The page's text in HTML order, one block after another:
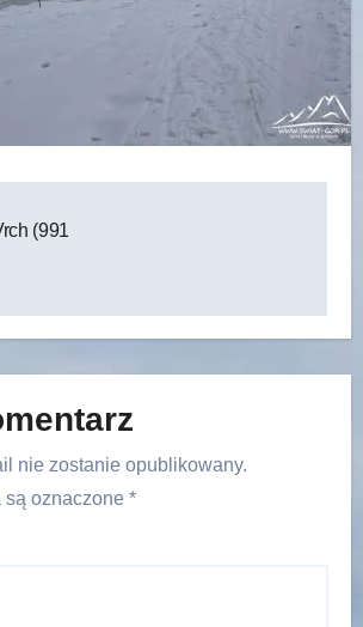
(991
nie zostanie opublikowany.
są oznaczone *